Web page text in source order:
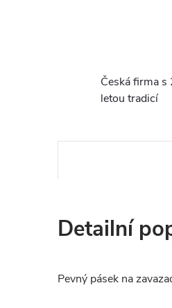
Česká firma s
letou tradicí
Detailní
Pevný pásek na